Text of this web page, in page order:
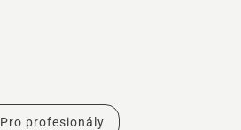
Pro profesionály